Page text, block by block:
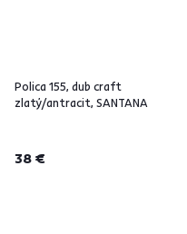
Polica 155, dub craft
zlatý/antracit, SANTANA
38 €